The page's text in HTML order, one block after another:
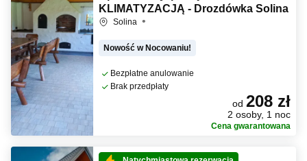
KLIMATYZACJĄ - Drozdówka Solina
Solina
Nowość w Nocowaniu!
Bezpłatne anulowanie
Brak przedpłaty
od 208 zł
2 osoby, 1 noc
Cena gwarantowana